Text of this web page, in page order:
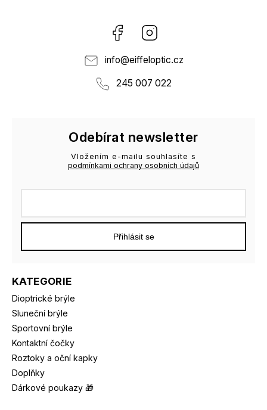
Facebook
info@eiffeloptic.cz
245 007 022
KATEGORIE
Dioptrické brýle
Sluneční brýle
Sportovní brýle
Kontaktní čočky
Roztoky a oční kapky
Doplňky
Dárkové poukazy 🎁
Odebírat newsletter
Vložením e-mailu souhlasíte s
podmínkami ochrany osobních údajů
Přihlásit se